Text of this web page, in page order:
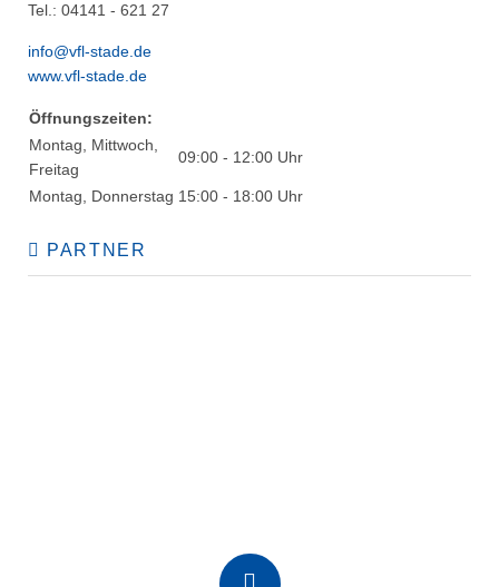
Tel.: 04141 - 621 27
info@vfl-stade.de
www.vfl-stade.de
Öffnungszeiten:
Montag, Mittwoch,
Freitag
09:00 - 12:00 Uhr
Montag, Donnerstag 15:00 - 18:00 Uhr
PARTNER